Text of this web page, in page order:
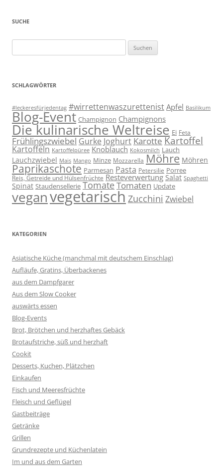
SUCHE
nach:
SCHLAGWÖRTER
#leckeresfürjedentag #wirrettenwaszurettenist Apfel Basilikum
Blog-Event Champignon Champignons
Die kulinarische Weltreise Ei Feta
Frühlingszwiebel Gurke Joghurt Karotte Kartoffel
Kartoffeln Kartoffelpüree Knoblauch Kokosmilch Lauch
Lauchzwiebel Mais Mango Minze Mozzarella Möhre Möhren
Paprikaschote Parmesan Pasta Petersilie Porree
Reis, Getreide und Hülsenfrüchte Resteverwertung Salat Spaghetti
Spinat Staudensellerie TomateTomaten Update
veganvegetarisch Zucchini Zwiebel
KATEGORIEN
Asiatische Küche (manchmal mit deutschem Einschlag)
Aufläufe, Gratins, Überbackenes
aus dem Dampfgarer
Aus dem Slow Cooker
auswärts essen
Blog-Events
Brot, Brötchen und herzhaftes Gebäck
Brotaufstriche, süß und herzhaft
Cookit
Desserts, Kuchen, Plätzchen
Einkaufen
Fisch und Meeresfrüchte
Fleisch und Geflügel
Gastbeiträge
Getränke
Grillen
Grundrezepte und Küchenlatein
Im und aus dem Garten